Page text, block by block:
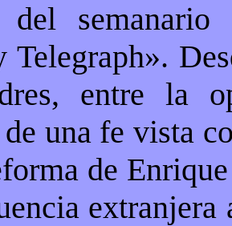
del
Telegraph».
entre la
una fe vista
de
extranjera